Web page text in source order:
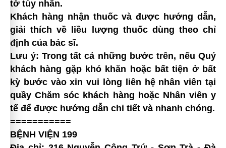
tờ tùy nhân.
Khách hàng nhận thuốc và được hướng dẫn,
giải thích về liều lượng thuốc dùng theo chỉ
định của bác sĩ.
Lưu ý: Trong tất cả những bước trên, nếu Quý
khách hàng gặp khó khăn hoặc bất tiện ở bất
kỳ bước vào xin vui lòng liên hệ nhân viên tại
quầy Chăm sóc khách hàng hoặc Nhân viên y
tế để được hướng dẫn chi tiết và nhanh chóng.
===========
BỆNH VIỆN 199